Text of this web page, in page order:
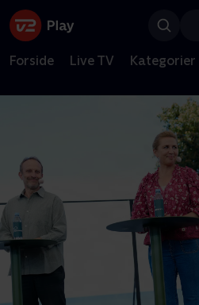
Forside Live TV Kategorier